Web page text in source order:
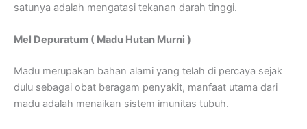
satunya adalah mengatasi tekanan darah tinggi.
Mel Depuratum ( Madu Hutan Murni )
Madu merupakan bahan alami yang telah di percaya sejak
dulu sebagai obat beragam penyakit, manfaat utama dari
madu adalah menaikan sistem imunitas tubuh.